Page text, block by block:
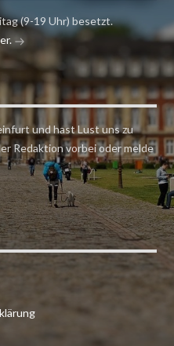
(9-19 Uhr) besetzt.
und hast Lust uns zu
Redaktion vorbei oder melde